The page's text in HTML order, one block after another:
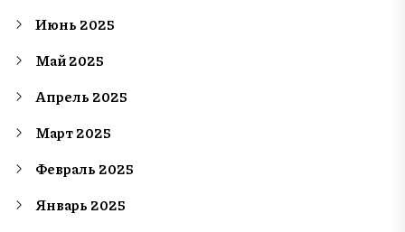
Июнь 2025
Май 2025
Апрель 2025
Март 2025
Февраль 2025
Январь 2025